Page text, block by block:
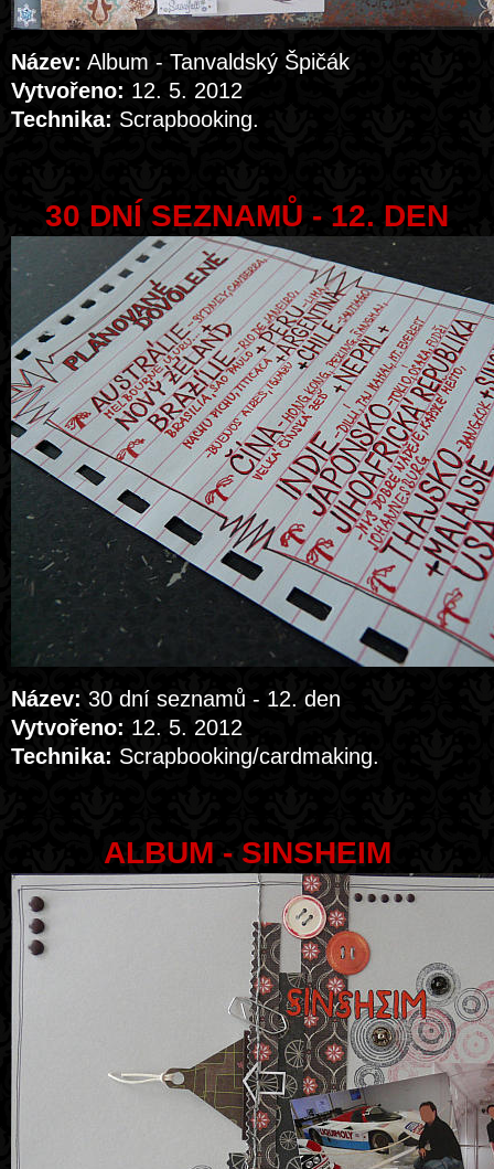
Název: Album - Tanvaldský Špičák
Vytvořeno: 12. 5. 2012
Technika: Scrapbooking.
30 DNÍ SEZNAMŮ - 12. DEN
Název: 30 dní seznamů - 12. den
Vytvořeno: 12. 5. 2012
Technika: Scrapbooking/cardmaking.
ALBUM - SINSHEIM